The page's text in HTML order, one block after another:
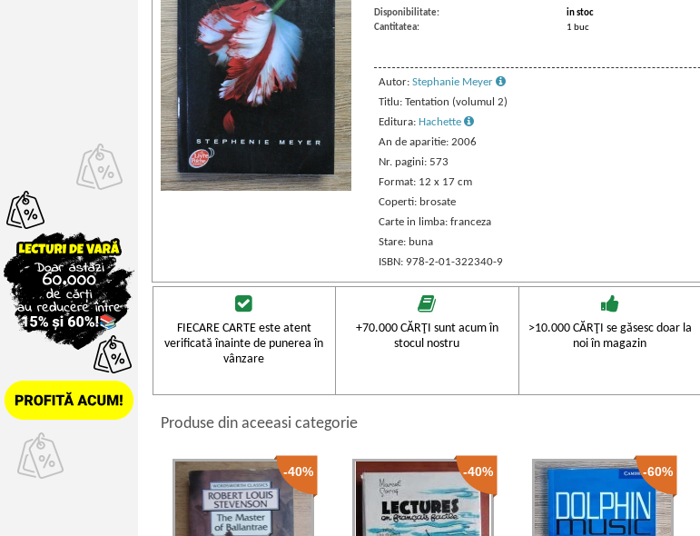
Disponibilitate:
in stoc
Cantitatea:
1 buc
Autor: Stephanie Meyer
Titlu: Tentation (volumul 2)
Editura: Hachette
An de aparitie: 2006
Nr. pagini: 573
Format: 12 x 17 cm
Coperti: brosate
Carte in limba: franceza
Stare: buna
ISBN: 978-2-01-322340-9
FIECARE CARTE este atent
verificată înainte de punerea în
vânzare
+70.000 CĂRŢI sunt acum în
stocul nostru
>10.000 CĂRŢI se găsesc doar la
noi în magazin
Produse din aceeasi categorie
-40% -40% -60%